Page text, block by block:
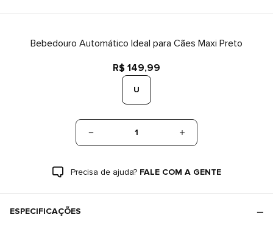
Bebedouro Automático Ideal para Cães Maxi Preto
R$ 149,99
U
1
Precisa de ajuda? FALE COM A GENTE
ESPECIFICAÇÕES